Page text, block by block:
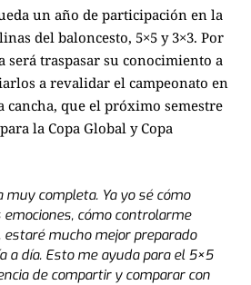
un año de participación en la
del baloncesto, 5×5 y 3×3. Por
será traspasar su conocimiento a
a revalidar el campeonato en
cancha, que el próximo semestre
la Copa Global y Copa
muy completa. Ya yo sé cómo
cómo controlarme
estaré mucho mejor preparado
a día. Esto me ayuda para el 5×5
de compartir y comparar con